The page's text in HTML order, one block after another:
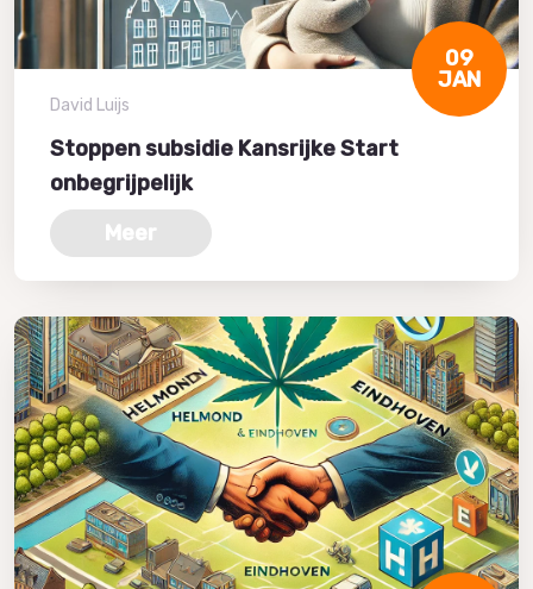
09
JAN
David Luijs
Stoppen subsidie Kansrijke Start
onbegrijpelijk
Meer